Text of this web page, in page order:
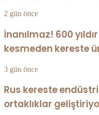
2 gün önce
İnanılmaz! 600
kesmeden kereste
3 gün önce
Rus kereste
ortaklıklar